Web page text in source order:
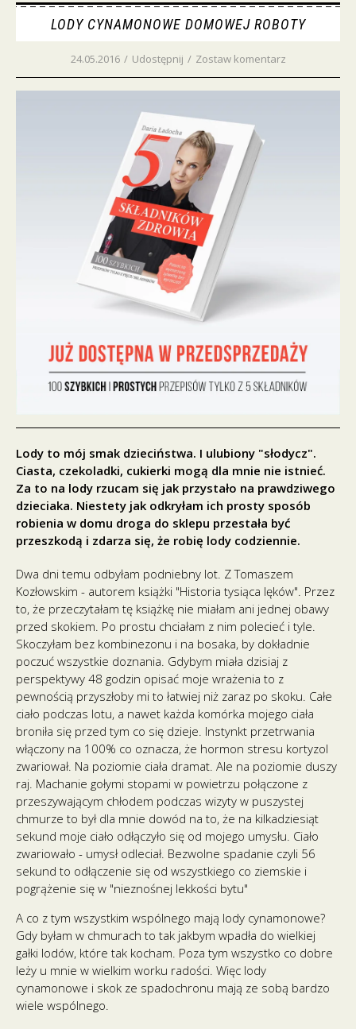
LODY CYNAMONOWE DOMOWEJ ROBOTY
24.05.2016 / Udostępnij / Zostaw komentarz
Lody to mój smak dzieciństwa. I ulubiony "słodycz".
Ciasta, czekoladki, cukierki mogą dla mnie nie istnieć.
Za to na lody rzucam się jak przystało na prawdziwego
dzieciaka. Niestety jak odkryłam ich prosty sposób
robienia w domu droga do sklepu przestała być
przeszkodą i zdarza się, że robię lody codziennie.
Dwa dni temu odbyłam podniebny lot. Z Tomaszem
Kozłowskim - autorem książki "Historia tysiąca lęków". Przez
to, że przeczytałam tę książkę nie miałam ani jednej obawy
przed skokiem. Po prostu chciałam z nim polecieć i tyle.
Skoczyłam bez kombinezonu i na bosaka, by dokładnie
poczuć wszystkie doznania. Gdybym miała dzisiaj z
perspektywy 48 godzin opisać moje wrażenia to z
pewnością przyszłoby mi to łatwiej niż zaraz po skoku. Całe
ciało podczas lotu, a nawet każda komórka mojego ciała
broniła się przed tym co się dzieje. Instynkt przetrwania
włączony na 100% co oznacza, że hormon stresu kortyzol
zwariował. Na poziomie ciała dramat. Ale na poziomie duszy
raj. Machanie gołymi stopami w powietrzu połączone z
przeszywającym chłodem podczas wizyty w puszystej
chmurze to był dla mnie dowód na to, że na kilkadziesiąt
sekund moje ciało odłączyło się od mojego umysłu. Ciało
zwariowało - umysł odleciał. Bezwolne spadanie czyli 56
sekund to odłączenie się od wszystkiego co ziemskie i
pogrążenie się w "nieznośnej lekkości bytu"
A co z tym wszystkim wspólnego mają lody cynamonowe?
Gdy byłam w chmurach to tak jakbym wpadła do wielkiej
gałki lodów, które tak kocham. Poza tym wszystko co dobre
leży u mnie w wielkim worku radości. Więc lody
cynamonowe i skok ze spadochronu mają ze sobą bardzo
wiele wspólnego.